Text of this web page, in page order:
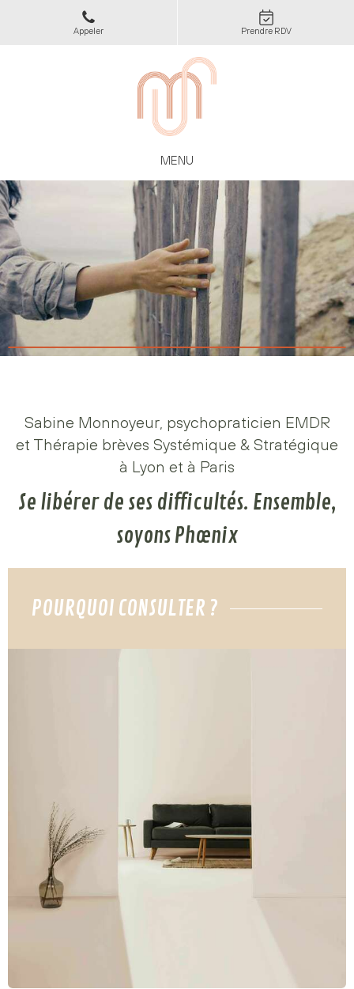
Appeler Prendre RDV
MENU
Sabine Monnoyeur, psychopraticien EMDR
et Thérapie brèves Systémique & Stratégique
à Lyon et à Paris
Se libérer de ses difficultés. Ensemble,
soyons Phœnix
POURQUOI CONSULTER ?